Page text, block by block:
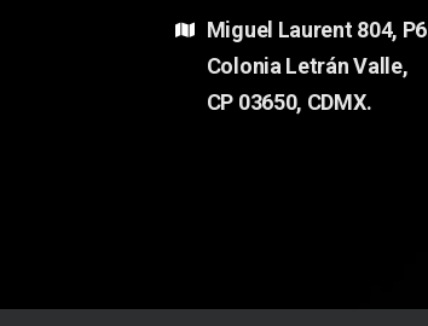
Miguel Laurent 804,
Colonia Letrán Valle,
CP 03650, CDMX.